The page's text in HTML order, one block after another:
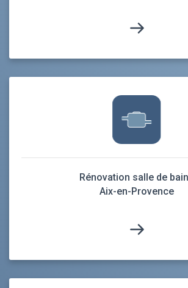
Rénovation salle de
Aix-en-Provence